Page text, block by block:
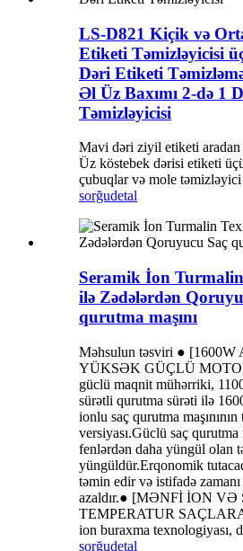
LS-D821 Kiçik və
Etiketi Təmizləyicisi
Dəri Etiketi
Əl Üz Baxımı 2-də 1
Təmizləyicisi
Mavi dəri ziyil etiketi aradan
Üz köstebek dərisi etiketi
çubuqlar və mole
sorğudetal
Seramik İon Turmalin
ilə Zədələrdən
qurutma maşını
Məhsulun təsviri ● [1600W
YÜKSƏK GÜÇLÜ
güclü maqnit mühərriki,
sürətli qurutma sürəti ilə
ionlu saç qurutma
versiyası.Güclü saç qurutma
fenlərdən daha yüngül olan
yüngüldür.Erqonomik
təmin edir və istifadə
azaldır.● [MƏNFİ İON VƏ
TEMPERATUR
ion buraxma texnologiyası,
sorğudetal